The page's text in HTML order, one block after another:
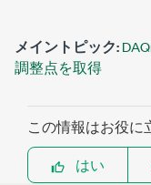
メイントピック:
調整点を取得
この情報はお役に
はい